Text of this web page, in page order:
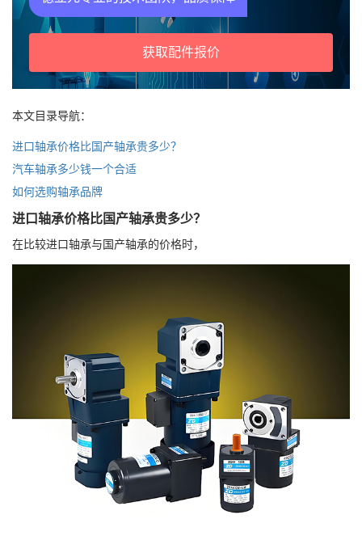
获取配件报价
本文目录导航：
进口轴承价格比国产轴承贵多少？
汽车轴承多少钱一个合适
如何选购轴承品牌
进口轴承价格比国产轴承贵多少？
在比较进口轴承与国产轴承的价格时，